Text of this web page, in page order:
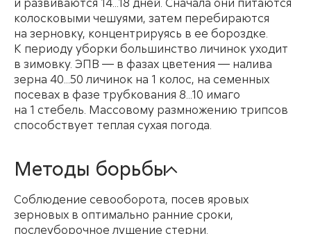
колосковыми чешуями, затем перебираются
на зерновку, концентрируясь в ее бороздке.
К периоду уборки большинство личинок уходит
в зимовку. ЭПВ — в фазах цветения — налива
зерна 40...50 личинок на 1 колос, на семенных
посевах в фазе трубкования 8...10 имаго
на 1 стебель. Массовому размножению трипсов
способствует теплая сухая погода.
Методы борьбы
Соблюдение севооборота, посев яровых
зерновых в оптимально ранние сроки,
послеуборочное лущение стерни.